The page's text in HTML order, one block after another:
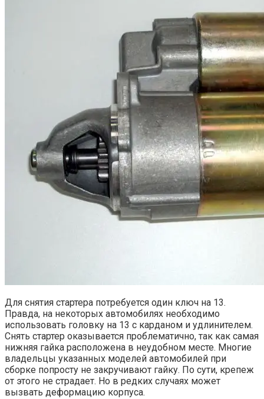
Для снятия стартера потребуется один ключ на 13.
Правда, на некоторых автомобилях необходимо
использовать головку на 13 с карданом и удлинителем.
Снять стартер оказывается проблематично, так как самая
нижняя гайка расположена в неудобном месте. Многие
владельцы указанных моделей автомобилей при
сборке попросту не закручивают гайку. По сути, крепеж
от этого не страдает. Но в редких случаях может
вызвать деформацию корпуса.